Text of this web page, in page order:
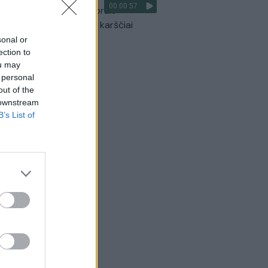
or
to
may
of the
List of
00:00:57
atsakė, kokiais orais
darbo savaitę: karščiai